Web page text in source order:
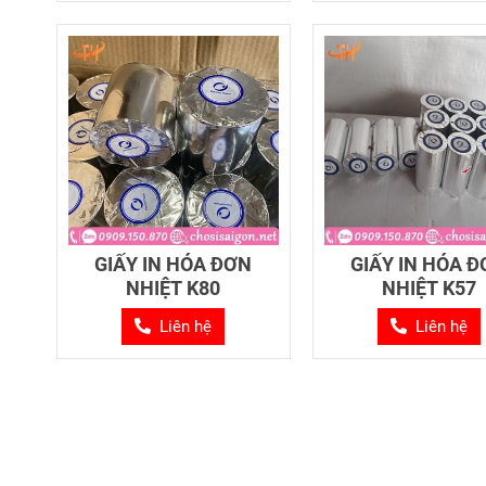
GIẤY IN HÓA ĐƠN
NHIỆT K80
Liên hệ
GIẤY IN HÓA
NHIỆT K57
Liên hệ